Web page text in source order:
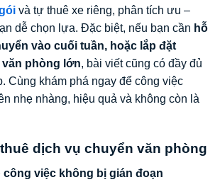
và tự thuê xe riêng, phân tích ưu –
dễ chọn lựa. Đặc biệt, nếu bạn cần hỗ
vào cuối tuần, hoặc lắp đặt
phòng lớn, bài viết cũng có đầy đủ
Cùng khám phá ngay để công việc
nhẹ nhàng, hiệu quả và không còn là
dịch vụ chuyển văn phòng
việc không bị gián đoạn